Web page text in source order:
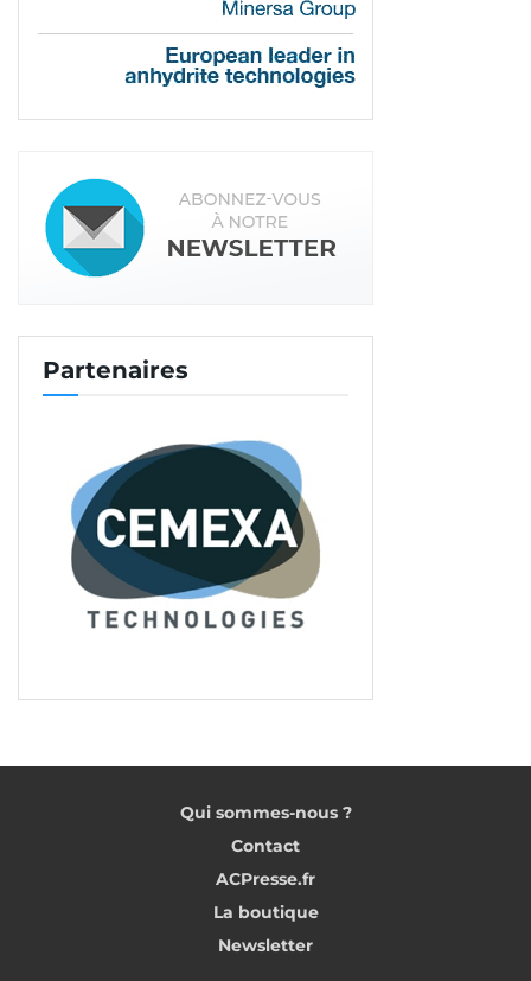
Partenaires
Qui sommes-nous ?
Contact
ACPresse.fr
La boutique
Newsletter